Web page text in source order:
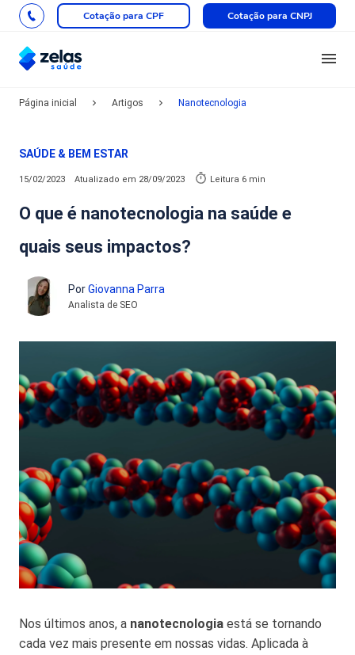
Cotação para CPF Cotação para CNPJ
Página inicial Artigos Nanotecnologia
SAÚDE & BEM ESTAR
15/02/2023 Atualizado em 28/09/2023 Leitura 6 min
O que é nanotecnologia na saúde e
quais seus impactos?
PorGiovanna Parra
Analista de SEO
Nos últimos anos, a nanotecnologia está se tornando
cada vez mais presente em nossas vidas. Aplicada à